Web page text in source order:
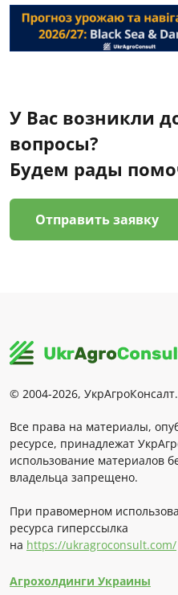
У Вас возникли
вопросы?
Будем рады
Отправить заявку
© 2004-2026,
Все права на материалы,
ресурсе, принадлежат
использование материалов
владельца запрещено.
При правомерном
ресурса гиперссылка
на https://ukragroconsult.com/
Агрохолдинги Украины